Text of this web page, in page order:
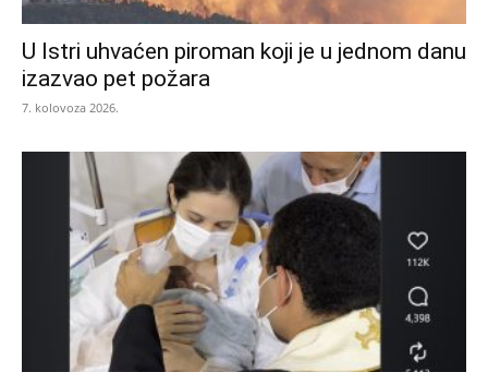
U Istri uhvaćen piroman koji je u jednom danu
izazvao pet požara
7. kolovoza 2026.